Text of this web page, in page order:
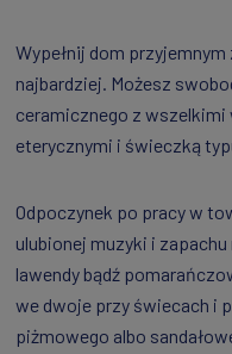
Wypełnij dom
najbardziej. Możesz
ceramicznego z
eterycznymi i świeczką
Odpoczynek po pracy w
ulubionej muzyki i
lawendy bądź
we dwoje przy świecach i
piżmowego albo